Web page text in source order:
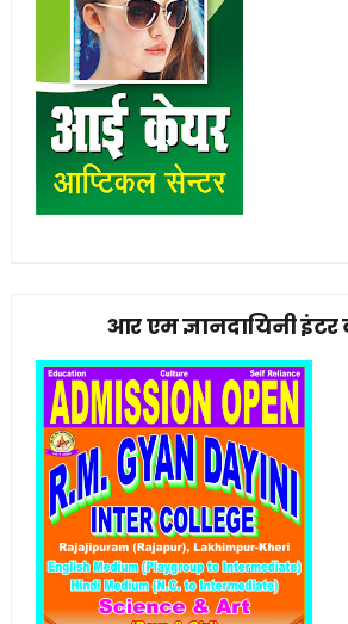
आर एम ज्ञानदायिनी